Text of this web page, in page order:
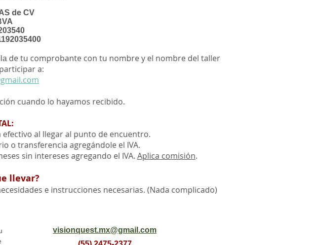
de CV
de tu comprobante con tu nombre y el nombre del taller
a:
cuando lo hayamos recibido.
al llegar al punto de encuentro.
o transferencia agregándole el IVA.
sin intereses agregando el IVA. Aplica comisión.
llevar?
e instrucciones necesarias. (Nada complicado)
visionquest.mx@gmail.com